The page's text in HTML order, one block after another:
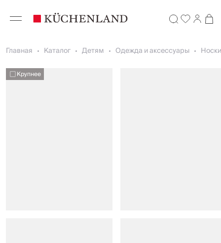
Главная Каталог Детям Одежда и аксессуары Носки
Крупнее